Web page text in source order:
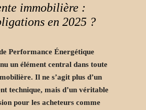
immobilière :
en 2025 ?
Performance Énergétique
un élément central dans toute
Il ne s’agit plus d’un
technique, mais d’un véritable
pour les acheteurs comme